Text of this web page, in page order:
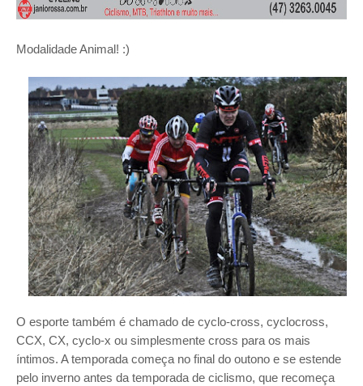
Modalidade Animal! :)
O esporte também é chamado de cyclo-cross, cyclocross,
CCX, CX, cyclo-x ou simplesmente cross para os mais
íntimos. A temporada começa no final do outono e se estende
pelo inverno antes da temporada de ciclismo, que recomeça